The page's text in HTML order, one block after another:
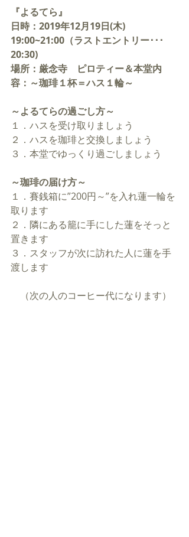
『よるてら』
日時：2019年12月19日(木)
19:00~21:00（ラストエントリー･･･
20:30)
場所：厳念寺　ピロティー＆本堂内
容：～珈琲１杯＝ハス１輪～
～よるてらの過ごし方～
１．ハスを受け取りましょう
２．ハスを珈琲と交換しましょう
３．本堂でゆっくり過ごしましょう
～珈琲の届け方～
１．賽銭箱に”200円～”を入れ蓮一輪を
取ります
２．隣にある籠に手にした蓮をそっと
置きます
３．スタッフが次に訪れた人に蓮を手
渡します
（次の人のコーヒー代になります）